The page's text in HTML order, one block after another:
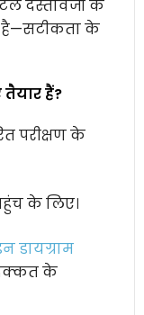
दस्तावेजों के
है—सटीकता के
हैं?
परीक्षण के
के लिए।
डायग्राम
के